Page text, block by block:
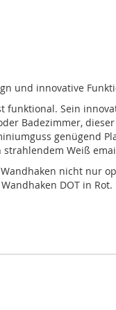
und innovative
Sein
Badezimmer,
genügend
Weiß
nicht nur
DOT in Rot.